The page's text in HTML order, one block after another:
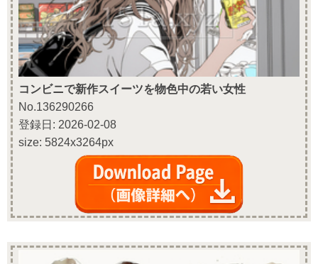
コンビニで新作スイーツを物色中の若い女性
No.136290266
登録日: 2026-02-08
size: 5824x3264px